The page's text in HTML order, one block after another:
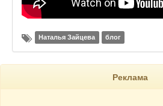
Наталья Зайцева блог
Реклама